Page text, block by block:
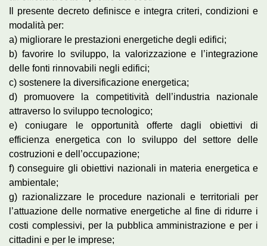
Il presente decreto definisce e integra criteri, condizioni e
modalità per:
a) migliorare le prestazioni energetiche degli edifici;
b) favorire lo sviluppo, la valorizzazione e l’integrazione
delle fonti rinnovabili negli edifici;
c) sostenere la diversificazione energetica;
d) promuovere la competitività dell’industria nazionale
attraverso lo sviluppo tecnologico;
e) coniugare le opportunità offerte dagli obiettivi di
efficienza energetica con lo sviluppo del settore delle
costruzioni e dell’occupazione;
f) conseguire gli obiettivi nazionali in materia energetica e
ambientale;
g) razionalizzare le procedure nazionali e territoriali per
l’attuazione delle normative energetiche al fine di ridurre i
costi complessivi, per la pubblica amministrazione e per i
cittadini e per le imprese;